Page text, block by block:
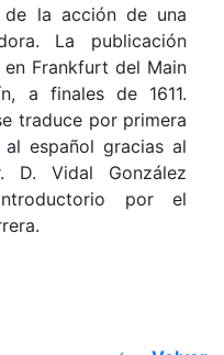
de la acción de una
La publicación
Frankfurt del Main
a finales de 1611.
traduce por primera
español gracias al
D. Vidal González
por el